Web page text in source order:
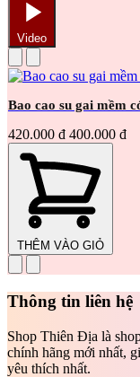
Video
Bao cao su gai mềm
420.000 đ 400.000 đ
THÊM VÀO GIỎ
Thông tin liên hệ
Shop Thiên Địa là
chính hãng mới nhất,
yêu thích nhất.